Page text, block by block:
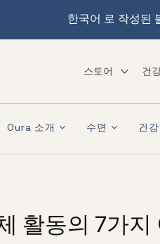
한국어 로 작성된
스토어 건
Oura 소개 수면 건강
활동의 7가지